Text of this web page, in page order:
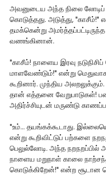
அவனுடைய அந்த நிலை லோடிப்
கொடுத்தது. அடுத்து,
தமக்கென்று
வணங்கினான்.
"காசீம்! நாளைய இரவு
மாளவேண்டும்!" என்று
கூறினார். முந்திய
தான் எத்தனை வேறுபாடுகள்!
அதிர்ச்சியுடன் மருண்டு
"உம்... தயங்கக்கூடாது.
என்று கூறிவிட்டுப் பற்களை
பெலுல்லோடி. அந்த
நாளைய மறுநாள் காலை
கொடுக்கிறேன்!" என்ற சூடான